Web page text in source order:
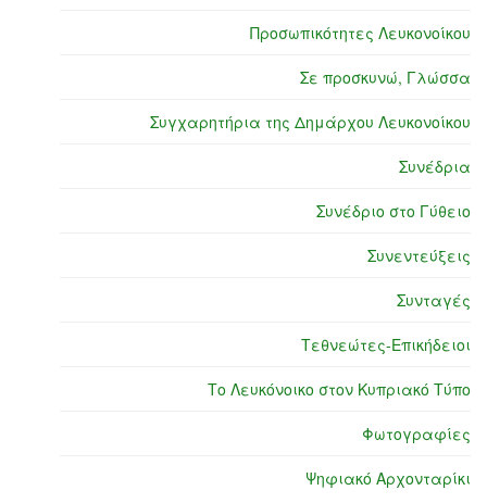
Προσωπικότητες Λευκονοίκου
Σε προσκυνώ, Γλώσσα
Συγχαρητήρια της Δημάρχου Λευκονοίκου
Συνέδρια
Συνέδριο στο Γύθειο
Συνεντεύξεις
Συνταγές
Τεθνεώτες-Επικήδειοι
Το Λευκόνοικο στον Κυπριακό Τύπο
Φωτογραφίες
Ψηφιακό Αρχονταρίκι